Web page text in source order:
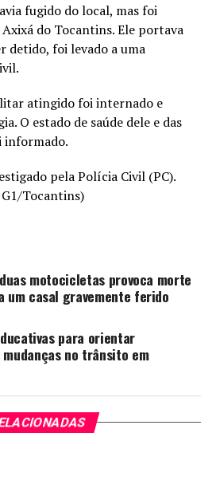
fugido do local, mas foi
do Tocantins. Ele portava
detido, foi levado a uma
atingido foi internado e
O estado de saúde dele e das
informado.
pela Polícia Civil (PC).
Tocantins)
motocicletas provoca morte
um casal gravemente ferido
para orientar
no trânsito em